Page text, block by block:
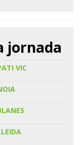
jornada
VIC